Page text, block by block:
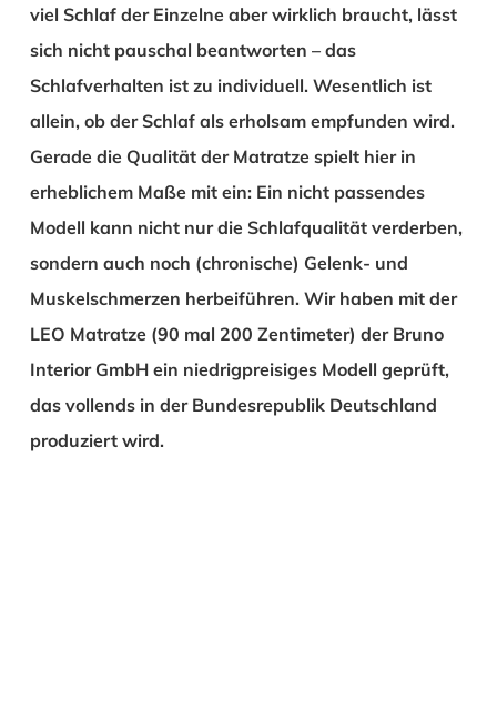
viel Schlaf der Einzelne aber wirklich braucht, lässt
sich nicht pauschal beantworten – das
Schlafverhalten ist zu individuell. Wesentlich ist
allein, ob der Schlaf als erholsam empfunden wird.
Gerade die Qualität der Matratze spielt hier in
erheblichem Maße mit ein: Ein nicht passendes
Modell kann nicht nur die Schlafqualität verderben,
sondern auch noch (chronische) Gelenk- und
Muskelschmerzen herbeiführen. Wir haben mit der
LEO Matratze (90 mal 200 Zentimeter) der Bruno
Interior GmbH ein niedrigpreisiges Modell geprüft,
das vollends in der Bundesrepublik Deutschland
produziert wird.